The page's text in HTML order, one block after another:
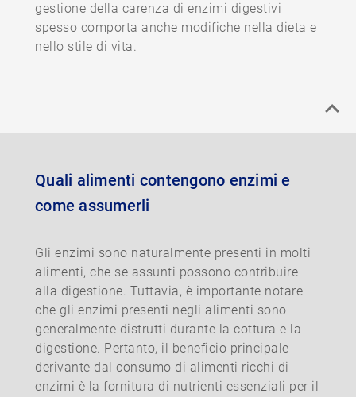
gestione della carenza di enzimi digestivi
spesso comporta anche modifiche nella dieta e
nello stile di vita.
Quali alimenti contengono enzimi e
come assumerli
Gli enzimi sono naturalmente presenti in molti
alimenti, che se assunti possono contribuire
alla digestione. Tuttavia, è importante notare
che gli enzimi presenti negli alimenti sono
generalmente distrutti durante la cottura e la
digestione. Pertanto, il beneficio principale
derivante dal consumo di alimenti ricchi di
enzimi è la fornitura di nutrienti essenziali per il